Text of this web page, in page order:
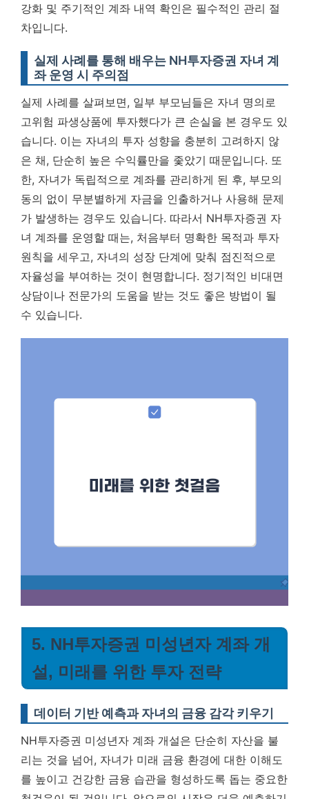
강화 및 주기적인 계좌 내역 확인은 필수적인 관리 절
차입니다.
실제 사례를 통해 배우는 NH투자증권 자녀 계
좌 운영 시 주의점
실제 사례를 살펴보면, 일부 부모님들은 자녀 명의로
고위험 파생상품에 투자했다가 큰 손실을 본 경우도 있
습니다. 이는 자녀의 투자 성향을 충분히 고려하지 않
은 채, 단순히 높은 수익률만을 좇았기 때문입니다. 또
한, 자녀가 독립적으로 계좌를 관리하게 된 후, 부모의
동의 없이 무분별하게 자금을 인출하거나 사용해 문제
가 발생하는 경우도 있습니다. 따라서 NH투자증권 자
녀 계좌를 운영할 때는, 처음부터 명확한 목적과 투자
원칙을 세우고, 자녀의 성장 단계에 맞춰 점진적으로
자율성을 부여하는 것이 현명합니다. 정기적인 비대면
상담이나 전문가의 도움을 받는 것도 좋은 방법이 될
수 있습니다.
5. NH투자증권 미성년자 계좌 개
설, 미래를 위한 투자 전략
데이터 기반 예측과 자녀의 금융 감각 키우기
NH투자증권 미성년자 계좌 개설은 단순히 자산을 불
리는 것을 넘어, 자녀가 미래 금융 환경에 대한 이해도
를 높이고 건강한 금융 습관을 형성하도록 돕는 중요한